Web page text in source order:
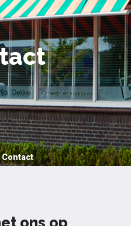
Contact
ons op